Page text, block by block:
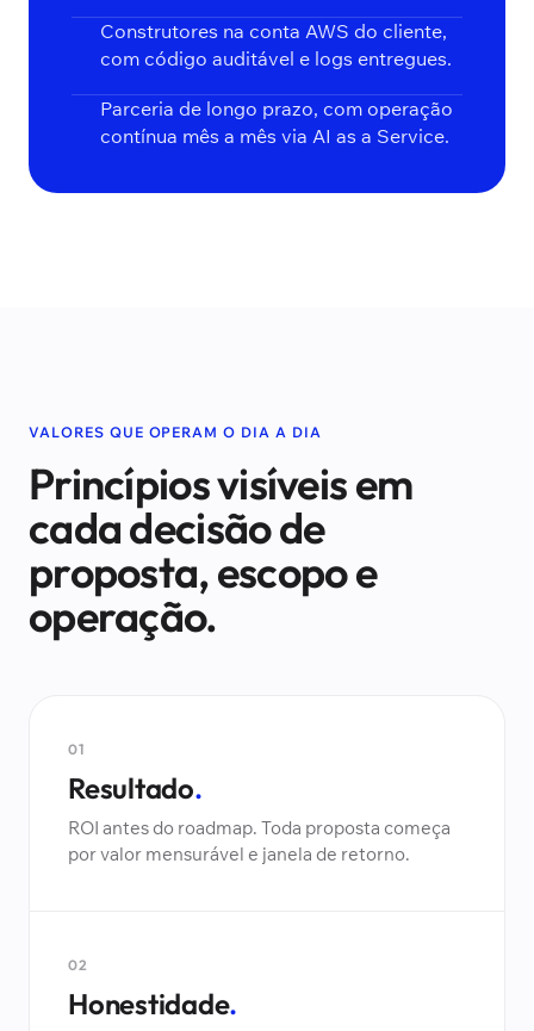
Construtores na conta AWS do cliente,
com código auditável e logs entregues.
Parceria de longo prazo, com operação
contínua mês a mês via AI as a Service.
VALORES QUE OPERAM O DIA A DIA
Princípios visíveis em
cada decisão de
proposta, escopo e
operação.
01
Resultado.
ROI antes do roadmap. Toda proposta começa
por valor mensurável e janela de retorno.
02
Honestidade.